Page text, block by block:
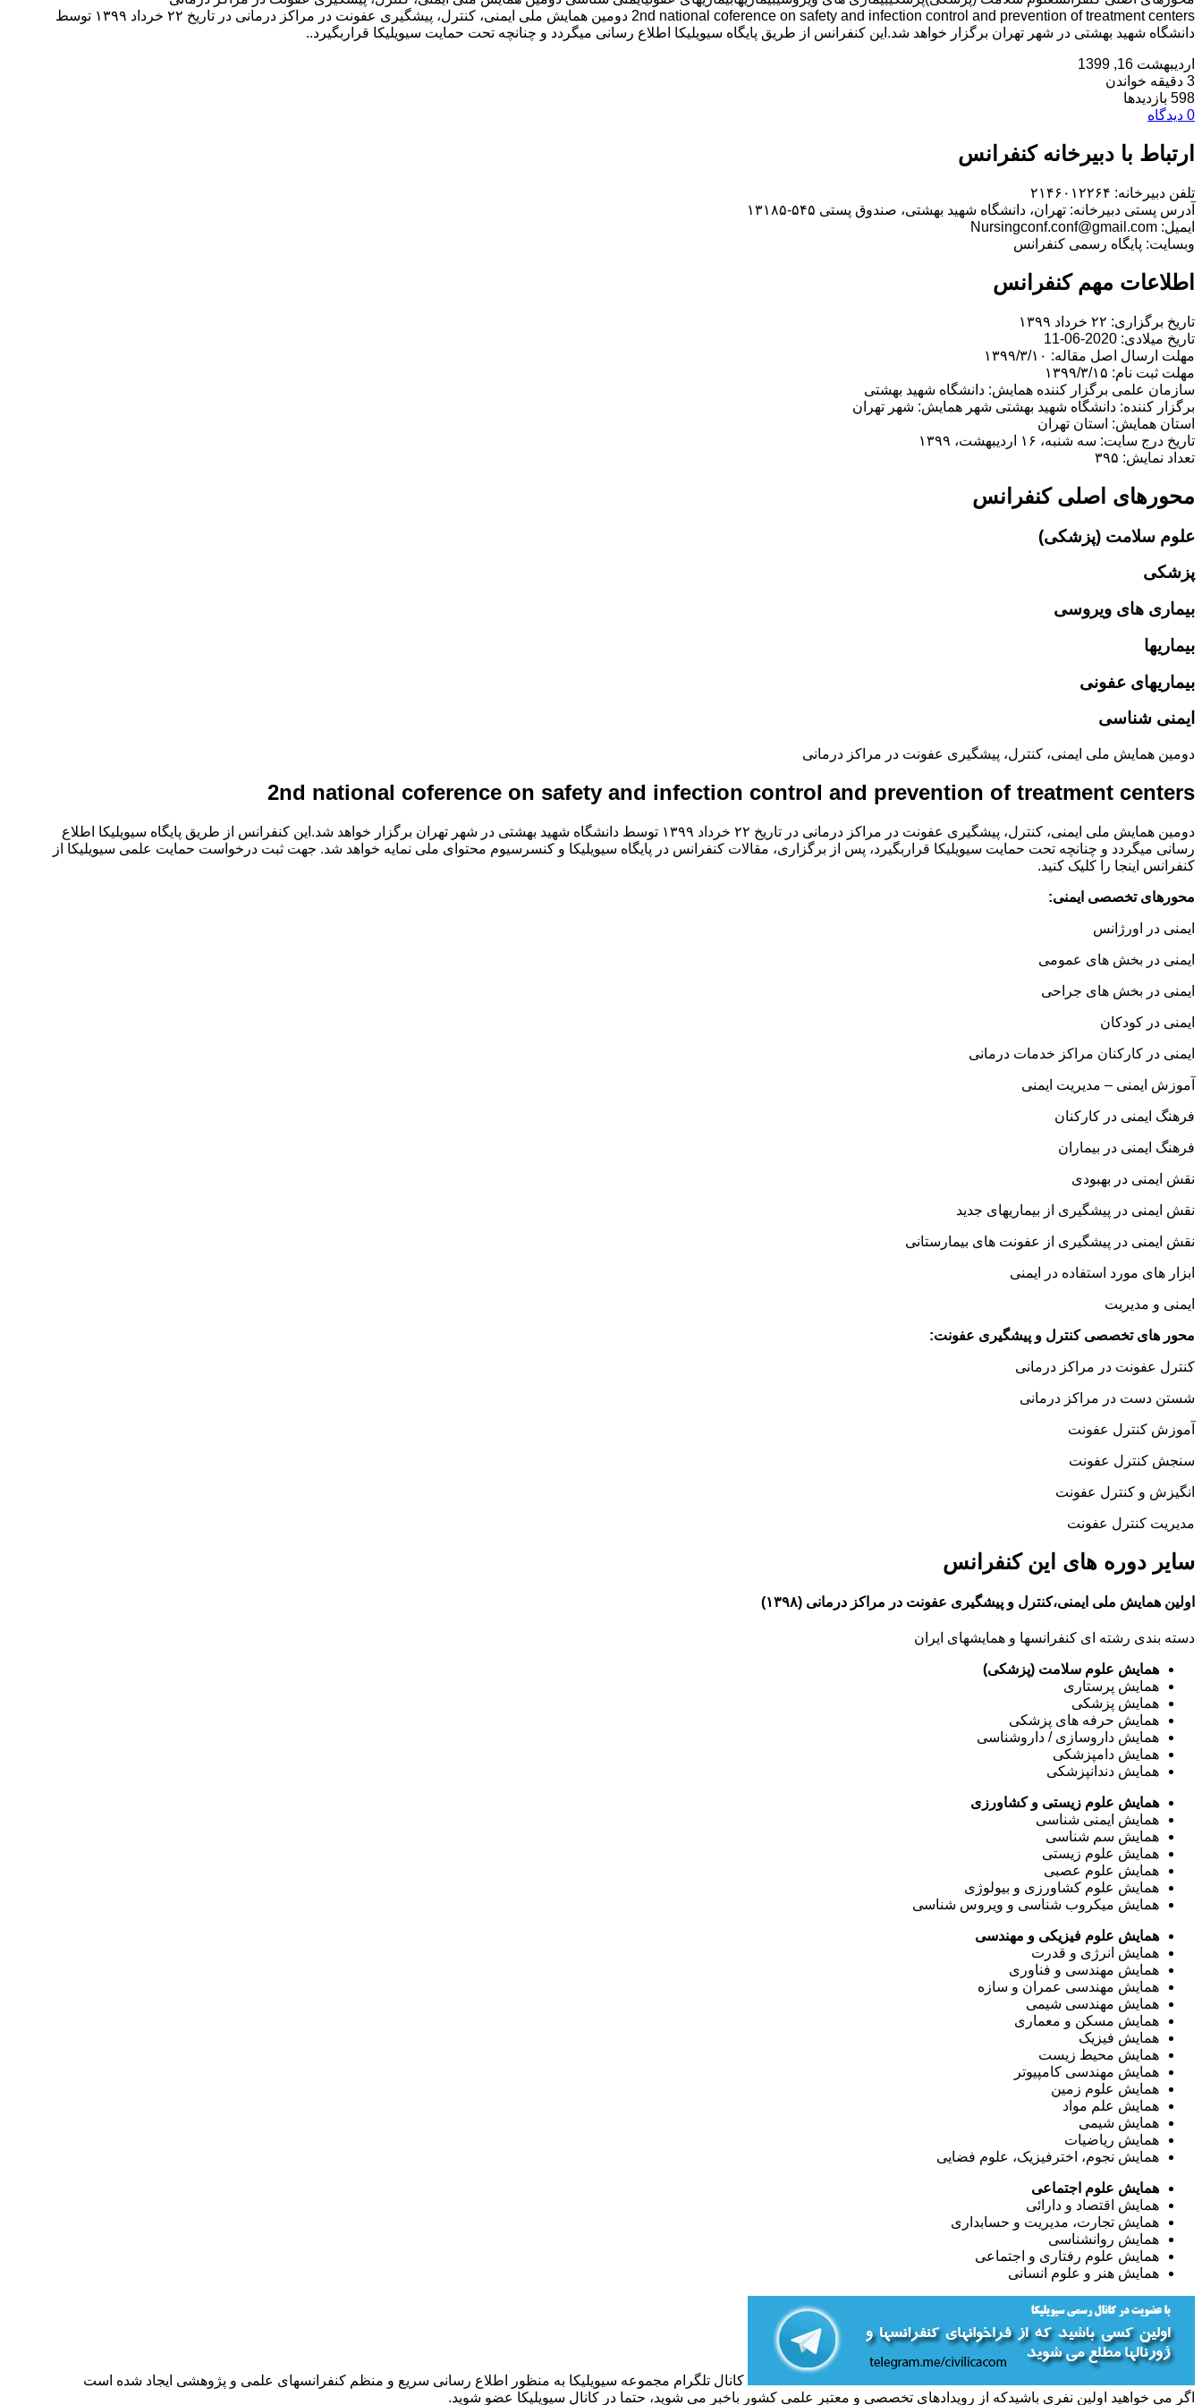
2nd national coference on safety and infection control and prevention of treatment centers دومین همایش ملی ایمنی، کنترل، پیشگیری عفونت در مراکز درمانی در تاریخ ۲۲ خرداد ۱۳۹۹ توسط
دانشگاه شهید بهشتی در شهر تهران برگزار خواهد شد.این کنفرانس از طریق پایگاه سیویلیکا اطلاع رسانی میگردد و چنانچه تحت حمایت سیویلیکا قراربگیرد..
اردیبهشت 16, 1399
3 دقیقه خواندن
598 بازدیدها
0 دیدگاه
ارتباط با دبیرخانه کنفرانس
تلفن دبیرخانه: ۲۱۴۶۰۱۲۲۶۴
آدرس پستی دبیرخانه: تهران، دانشگاه شهید بهشتی، صندوق پستی ۵۴۵-۱۳۱۸۵
ایمیل: Nursingconf.conf@gmail.com
وبسایت: پایگاه رسمی کنفرانس
اطلاعات مهم کنفرانس
تاریخ برگزاری: ۲۲ خرداد ۱۳۹۹
تاریخ میلادی: 2020-06-11
مهلت ارسال اصل مقاله: ۱۳۹۹/۳/۱۰
مهلت ثبت نام: ۱۳۹۹/۳/۱۵
سازمان علمی برگزار کننده همایش: دانشگاه شهید بهشتی
برگزار کننده: دانشگاه شهید بهشتی شهر همایش: شهر تهران
استان همایش: استان تهران
تاریخ درج سایت: سه شنبه، ۱۶ اردیبهشت، ۱۳۹۹
تعداد نمایش: ۳۹۵
محورهای اصلی کنفرانس
علوم سلامت (پزشکی)
پزشکی
بیماری های ویروسی
بیماریها
بیماریهای عفونی
ایمنی شناسی
دومین همایش ملی ایمنی، کنترل، پیشگیری عفونت در مراکز درمانی
2nd national coference on safety and infection control and prevention of treatment centers
دومین همایش ملی ایمنی، کنترل، پیشگیری عفونت در مراکز درمانی در تاریخ ۲۲ خرداد ۱۳۹۹ توسط دانشگاه شهید بهشتی در شهر تهران برگزار خواهد شد.این کنفرانس از طریق پایگاه سیویلیکا اطلاع
رسانی میگردد و چنانچه تحت حمایت سیویلیکا قراربگیرد، پس از برگزاری، مقالات کنفرانس در پایگاه سیویلیکا و کنسرسیوم محتوای ملی نمایه خواهد شد. جهت ثبت درخواست حمایت علمی سیویلیکا از
کنفرانس اینجا را کلیک کنید.
محورهای تخصصی ایمنی:
ایمنی در اورژانس
ایمنی در بخش های عمومی
ایمنی در بخش های جراحی
ایمنی در کودکان
ایمنی در کارکنان مراکز خدمات درمانی
آموزش ایمنی – مدیریت ایمنی
فرهنگ ایمنی در کارکنان
فرهنگ ایمنی در بیماران
نقش ایمنی در بهبودی
نقش ایمنی در پیشگیری از بیماریهای جدید
نقش ایمنی در پیشگیری از عفونت های بیمارستانی
ابزار های مورد استفاده در ایمنی
ایمنی و مدیریت
محور های تخصصی کنترل و پیشگیری عفونت:
کنترل عفونت در مراکز درمانی
شستن دست در مراکز درمانی
آموزش کنترل عفونت
سنجش کنترل عفونت
انگیزش و کنترل عفونت
مدیریت کنترل عفونت
سایر دوره های این کنفرانس
اولین همایش ملی ایمنی،کنترل و پیشگیری عفونت در مراکز درمانی (۱۳۹۸)
دسته بندی رشته ای کنفرانسها و همایشهای ایران
همایش علوم سلامت (پزشکی)
همایش پرستاری
همایش پزشکی
همایش حرفه های پزشکی
همایش داروسازی / داروشناسی
همایش دامپزشکی
همایش دندانپزشکی
همایش علوم زیستی و کشاورزی
همایش ایمنی شناسی
همایش سم شناسی
همایش علوم زیستی
همایش علوم عصبی
همایش علوم کشاورزی و بیولوژی
همایش میکروب شناسی و ویروس شناسی
همایش علوم فیزیکی و مهندسی
همایش انرژی و قدرت
همایش مهندسی و فناوری
همایش مهندسی عمران و سازه
همایش مهندسی شیمی
همایش مسکن و معماری
همایش فیزیک
همایش محیط زیست
همایش مهندسی کامپیوتر
همایش علوم زمین
همایش علم مواد
همایش شیمی
همایش ریاضیات
همایش نجوم، اخترفیزیک، علوم فضایی
همایش علوم اجتماعی
همایش اقتصاد و دارائی
همایش تجارت، مدیریت و حسابداری
همایش روانشناسی
همایش علوم رفتاری و اجتماعی
همایش هنر و علوم انسانی
کانال تلگرام مجموعه سیویلیکا به منظور اطلاع رسانی سریع و منظم کنفرانسهای علمی و پژوهشی ایجاد شده است
اگر می خواهید اولین نفری باشیدکه از رویدادهای تخصصی و معتبر علمی کشور باخبر می شوید، حتما در کانال سیویلیکا عضو شوید.